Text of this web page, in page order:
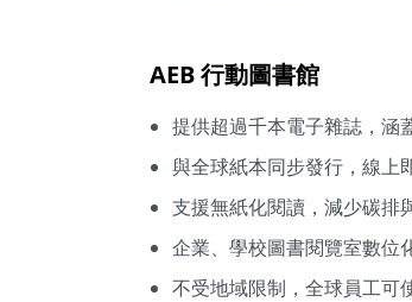
AEB 行動圖書館
提供超過千本電子雜誌，涵
與全球紙本同步發行，線上
支援無紙化閱讀，減少碳排
企業、學校圖書閱覽室數位
不受地域限制，全球員工可